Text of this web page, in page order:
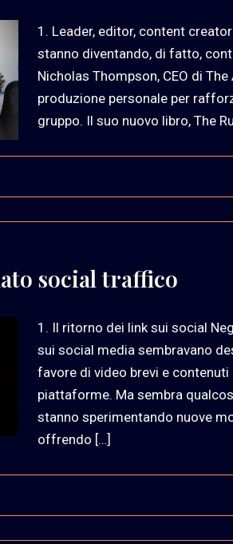
1. Leader, editor, content
stanno diventando, di fatto,
Nicholas Thompson, CEO di
produzione personale per
gruppo. Il suo nuovo libro, The
social traffico
1. Il ritorno dei link sui social
sui social media sembravano
favore di video brevi e
piattaforme. Ma sembra
stanno sperimentando nuove
offrendo […]